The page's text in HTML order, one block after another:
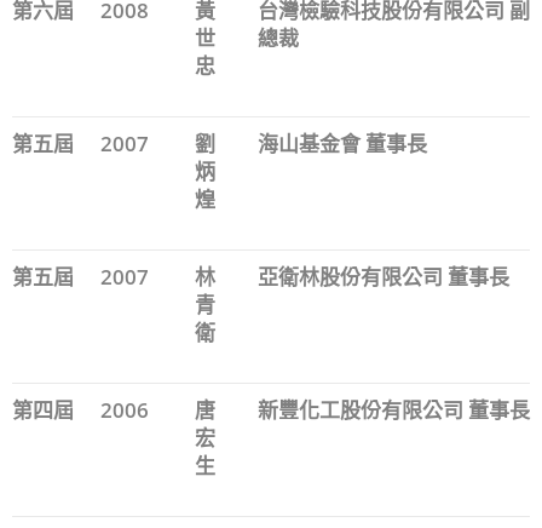
第六屆 2008
黃
世
忠
台灣檢驗科技股份有限公司 副
總裁
第五屆 2007
劉
炳
煌
海山基金會 董事長
第五屆 2007
林
青
衛
亞衛林股份有限公司 董事長
第四屆 2006
唐
宏
生
新豐化工股份有限公司 董事長